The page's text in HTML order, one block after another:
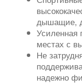
дышащие,
Усиленная
местах с
Не
надежно